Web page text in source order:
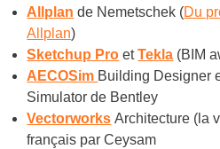
Allplan de Nemetschek (Du
Allplan)
Sketchup Pro etTekla (BIM
AECOSim Building Designer
Simulator de Bentley
Vectorworks Architecture (la
français par Ceysam